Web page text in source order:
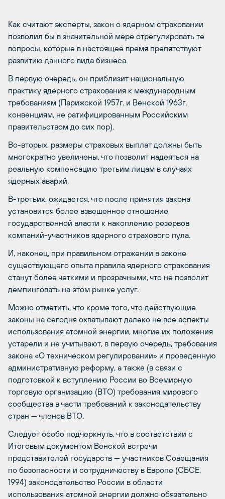
Как считают эксперты, закон о ядерном страховании
позволил бы в значительной мере отрегулировать те
вопросы, которые в настоящее время препятствуют
развитию данного вида бизнеса.
В первую очередь, он приблизит национальную
практику ядерного страхования к международным
требованиям (Парижской 1957г. и Венской 1963г.
конвенциям, не ратифицированным Российским
правительством до сих пор).
Во-вторых, размеры страховых выплат должны быть
многократно увеличены, что позволит надеяться на
реальную компенсацию третьим лицам в случаях
ядерных аварий.
В-третьих, ожидается, что после принятия закона
установится более взвешенное отношение
государственной власти к накоплению резервов
компаний-участников ядерного страхового пула.
И, наконец, при правильном отражении в законе
существующего опыта правила ядерного страхования
станут более четкими и прозрачными, что не позволит
демпинговать на этом рынке услуг.
Можно отметить, что кроме того, что действующие
законы на сегодня охватывают далеко не все аспекты
использования атомной энергии, многие их положения
устарели и не учитывают, в первую очередь, требования
закона «О техническом регулировании» и проведенную
административную реформу, а также (в связи с
подготовкой к вступлению России во Всемирную
торговую организацию (ВТО) требования мирового
сообщества в части требований к законодательству
стран — членов ВТО.
Следует особо подчеркнуть, что в соответствии с
Итоговым документом Венской встречи
представителей государств — участников Совещания
по безопасности и сотрудничеству в Европе (СБСЕ,
1994) законодательство России в области
использования атомной энергии должно обязательно